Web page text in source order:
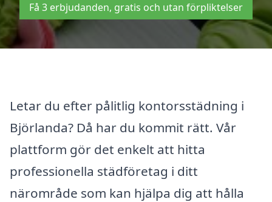
Få 3 erbjudanden, gratis och utan förpliktelser
Letar du efter pålitlig kontorsstädning i
Björlanda? Då har du kommit rätt. Vår
plattform gör det enkelt att hitta
professionella städföretag i ditt
närområde som kan hjälpa dig att hålla